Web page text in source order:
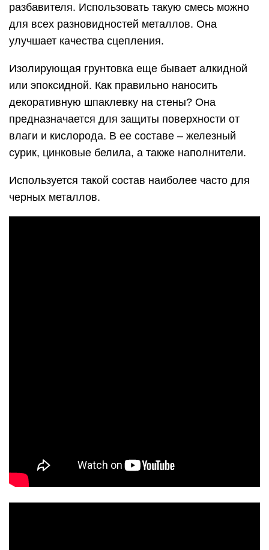
разбавителя. Использовать такую смесь можно
для всех разновидностей металлов. Она
улучшает качества сцепления.
Изолирующая грунтовка еще бывает алкидной
или эпоксидной. Как правильно наносить
декоративную шпаклевку на стены? Она
предназначается для защиты поверхности от
влаги и кислорода. В ее составе – железный
сурик, цинковые белила, а также наполнители.
Используется такой состав наиболее часто для
черных металлов.